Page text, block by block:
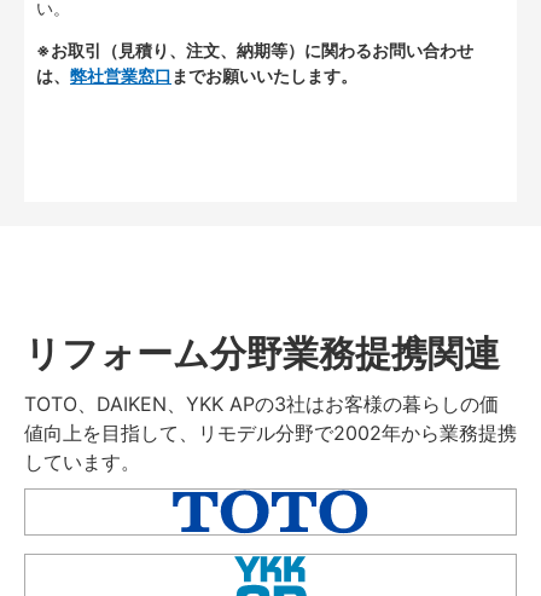
い。
※お取引（見積り、注文、納期等）に関わるお問い合わせ
は、 弊社営業窓口 までお願いいたします。
リフォーム分野業務提携関連
TOTO、DAIKEN、YKK APの3社はお客様の暮らしの価
値向上を目指して、リモデル分野で2002年から業務提携
しています。